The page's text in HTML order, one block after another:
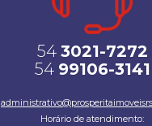
54 3021-7272
54 99106-3141
Horário de atendimento: